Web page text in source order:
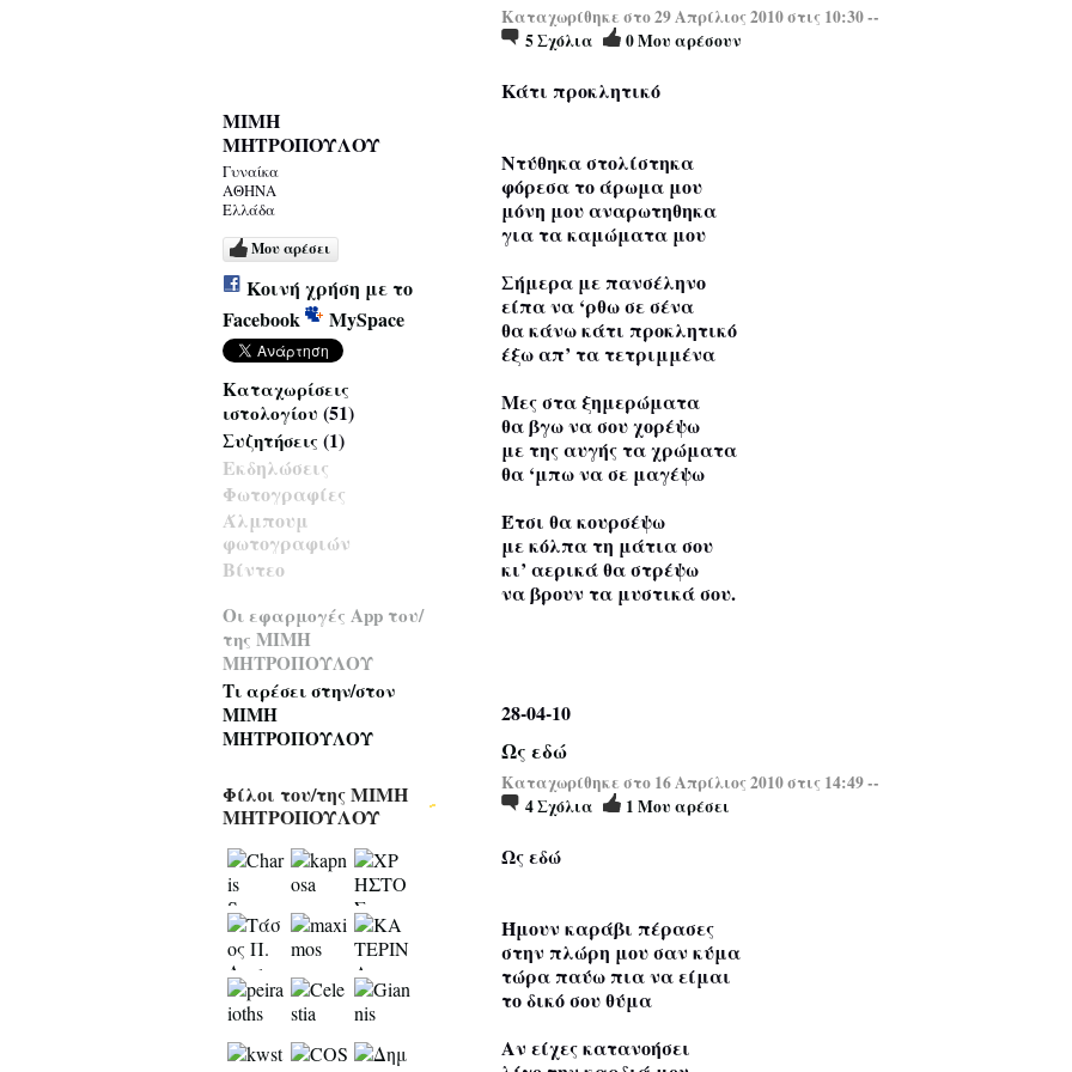
ΜΙΜΗ
ΜΗΤΡΟΠΟΥΛΟΥ
Γυναίκα
ΑΘΗΝΑ
Ελλάδα
Μου αρέσει
Κοινή χρήση με το
Facebook
MySpace
Καταχωρίσεις
ιστολογίου (51)
Συζητήσεις (1)
Εκδηλώσεις
Φωτογραφίες
Άλμπουμ
φωτογραφιών
Βίντεο
Οι εφαρμογές App του/
της ΜΙΜΗ
ΜΗΤΡΟΠΟΥΛΟΥ
Τι αρέσει στην/στον
ΜΙΜΗ
ΜΗΤΡΟΠΟΥΛΟΥ
Φίλοι του/της ΜΙΜΗ
ΜΗΤΡΟΠΟΥΛΟΥ
Καταχωρίθηκε στο 29 Απρίλιος 2010 στις 10:30 --
5Σχόλια 0Μου αρέσουν
Κάτι προκλητικό
Ντύθηκα στολίστηκα
φόρεσα το άρωμα μου
μόνη μου αναρωτηθηκα
για τα καμώματα μου
Σήμερα με πανσέληνο
είπα να ‘ρθω σε σένα
θα κάνω κάτι προκλητικό
έξω απ’ τα τετριμμένα
Μες στα ξημερώματα
θα βγω να σου χορέψω
με της αυγής τα χρώματα
θα ‘μπω να σε μαγέψω
Έτσι θα κουρσέψω
με κόλπα τη μάτια σου
κι’ αερικά θα στρέψω
να βρουν τα μυστικά σου.
28-04-10
Ως εδώ
Καταχωρίθηκε στο 16 Απρίλιος 2010 στις 14:49 --
4Σχόλια 1 Μου αρέσει
Ως εδώ
Ήμουν καράβι πέρασες
στην πλώρη μου σαν κύμα
τώρα παύω πια να είμαι
το δικό σου θύμα
Αν είχες κατανοήσει